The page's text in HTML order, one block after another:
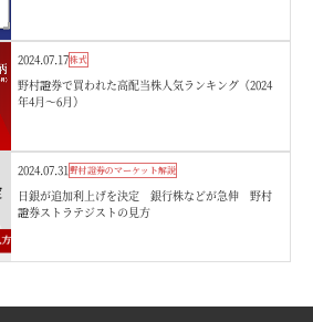
2024.07.17株式
野村證券で買われた高配当株人気ランキング（2024
年4月～6月）
2024.07.31野村證券のマーケット解説
日銀が追加利上げを決定 銀行株などが急伸 野村
證券ストラテジストの見方